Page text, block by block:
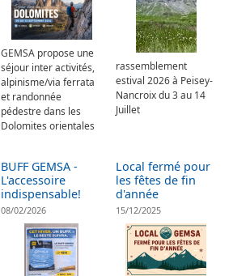
GEMSA propose une
séjour inter activités,
alpinisme/via ferrata
et randonnée
pédestre dans les
Dolomites orientales
rassemblement
estival 2026 à Peisey-
Nancroix du 3 au 14
Juillet
BUFF GEMSA -
L'accessoire
indispensable!
08/02/2026
Local fermé pour
les fêtes de fin
d'année
15/12/2025